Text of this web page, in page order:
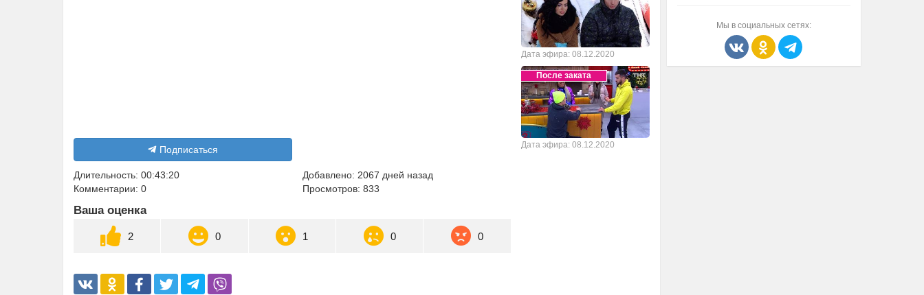
Подписаться
Длительность: 00:43:20
Комментарии: 0
Добавлено: 2067 дней назад
Просмотров: 833
Ваша оценка
2 0 1 0 0
Дата эфира: 08.12.2020
После заката
Дата эфира: 08.12.2020
Мы в социальных сетях: